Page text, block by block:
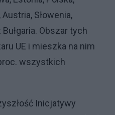
Słowenia,
Obszar tych
UE i mieszka na nim
wszystkich
Inicjatywy